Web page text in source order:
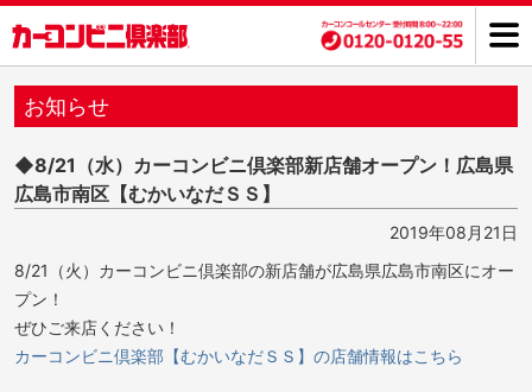
お知らせ
◆8/21（水）カーコンビニ倶楽部新店舗オープン！広島県
広島市南区【むかいなだＳＳ】
2019年08月21日
8/21（火）カーコンビニ倶楽部の新店舗が広島県広島市南区にオー
プン！
ぜひご来店ください！
カーコンビニ倶楽部【むかいなだＳＳ】の店舗情報はこちら